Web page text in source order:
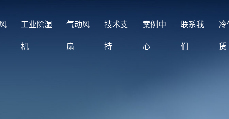
工业除湿
机
气动风
扇
技术支
持
案例中
心
联系我
们
冷
赁